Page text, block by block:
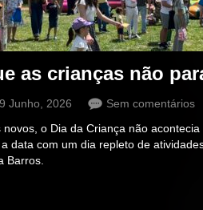
as crianças não
9 Junho, 2026
Sem comentários
o Dia da Criança não
data com um dia repleto de
Barros.